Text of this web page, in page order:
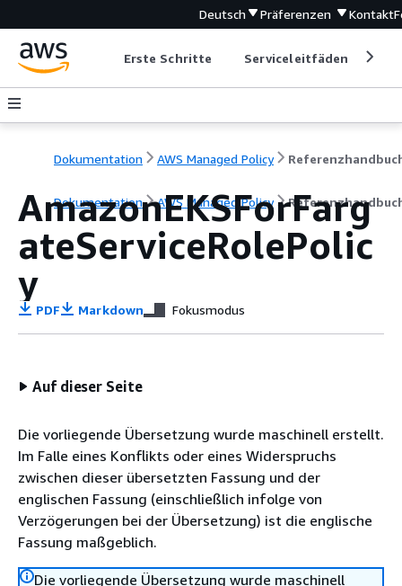
Deutsch Präferenzen Kontakt
Erste Schritte Serviceleitfäden
Dokumentation AWS Managed Policy
Dokumentation AWS Managed Policy
AmazonEKSForFarg
ateServiceRolePolic
y
PDF Markdown Fokusmodus
Auf dieser Seite
Die vorliegende Übersetzung wurde maschinell erstellt.
Im Falle eines Konflikts oder eines Widerspruchs
zwischen dieser übersetzten Fassung und der
englischen Fassung (einschließlich infolge von
Verzögerungen bei der Übersetzung) ist die englische
Fassung maßgeblich.
Die vorliegende Übersetzung wurde maschinell